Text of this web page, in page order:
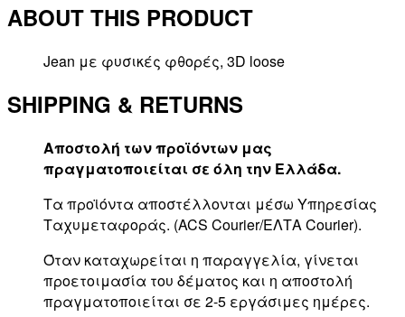
ABOUT THIS PRODUCT
Jean με φυσικές φθορές, 3D loose
SHIPPING & RETURNS
Αποστολή των προϊόντων μας
πραγματοποιείται σε όλη την Ελλάδα.
Τα προϊόντα αποστέλλονται μέσω Υπηρεσίας
Ταχυμεταφοράς. (ACS Courier/ΕΛΤΑ Courier).
Όταν καταχωρείται η παραγγελία, γίνεται
προετοιμασία του δέματος και η αποστολή
πραγματοποιείται σε 2-5 εργάσιμες ημέρες.